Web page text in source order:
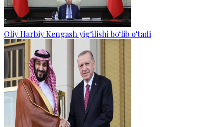
Oliy Harbiy Kengash yig‘ilishi bo‘lib o‘tadi